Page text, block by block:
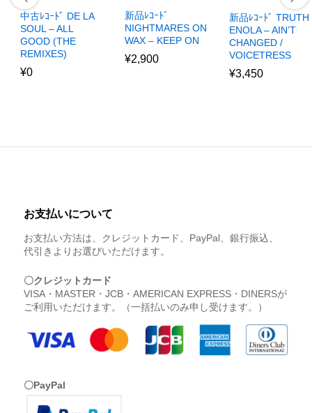
中古ﾚｺｰﾄﾞ DE LA
SOUL – ALL
GOOD (THE
REMIXES)
¥0
新品ﾚｺｰﾄﾞ
NIGHTMARES ON
WAX – KEEP ON
¥2,900
新品ﾚｺｰﾄﾞ TRUTH
ENOLA – AIN’T
CHANGED /
VOICETRESS
¥3,450
お支払いについて
お支払い方法は、クレジットカード、PayPal、銀行振込、
代引きよりお選びいただけます。
〇クレジットカード
VISA・MASTER・JCB・AMERICAN EXPRESS・DINERSが
ご利用いただけます。（一括払いのみ申し受けます。）
〇PayPal